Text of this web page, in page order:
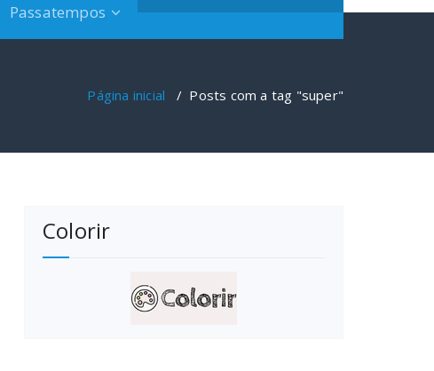
Passatempos
Página inicial / Posts com a tag "super"
Colorir